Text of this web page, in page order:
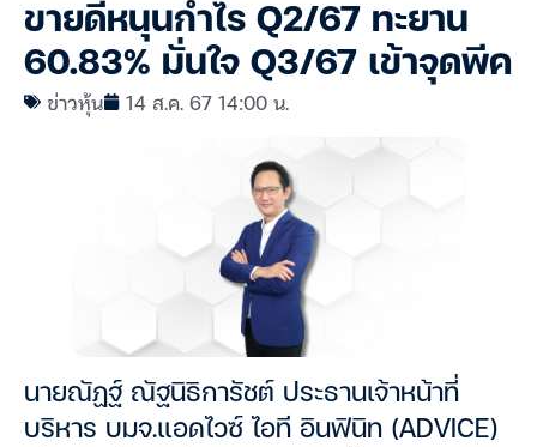
ขายดีหนุนกำไร Q2/67 ทะยาน
60.83% มั่นใจ Q3/67 เข้าจุดพีค
ข่าวหุ้น 14 ส.ค. 67 14:00 น.
นายณัฏฐ์ ณัฐนิธิการัชต์ ประธานเจ้าหน้าที่
บริหาร บมจ.แอดไวซ์ ไอที อินฟินิท (ADVICE)